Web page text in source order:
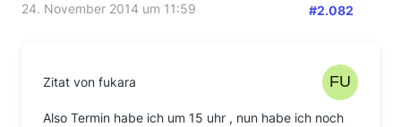
24. November 2014 um 11:59 #2.082
Zitat von fukara
Also Termin habe ich um 15 uhr , nun habe ich noch